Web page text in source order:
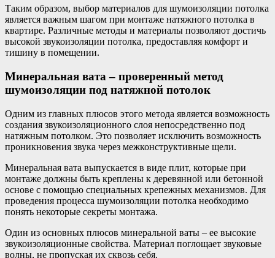
Таким образом, выбор материалов для шумоизоляции потолка
является важным шагом при монтаже натяжного потолка в
квартире. Различные методы и материалы позволяют достичь
высокой звукоизоляции потолка, предоставляя комфорт и
тишину в помещении.
Минеральная вата – проверенный метод
шумоизоляции под натяжной потолок
Одним из главных плюсов этого метода является возможность
создания звукоизоляционного слоя непосредственно под
натяжным потолком. Это позволяет исключить возможность
проникновения звука через межконструктивные щели.
Минеральная вата выпускается в виде плит, которые при
монтаже должны быть креплены к деревянной или бетонной
основе с помощью специальных крепежных механизмов. Для
проведения процесса шумоизоляции потолка необходимо
понять некоторые секреты монтажа.
Один из основных плюсов минеральной ваты – ее высокие
звукоизоляционные свойства. Материал поглощает звуковые
волны, не пропуская их сквозь себя.